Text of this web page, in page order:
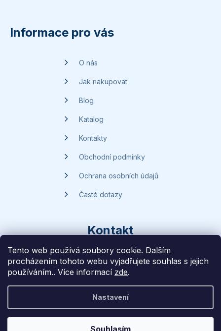
Tento web používá soubory cookie. Dalším
procházením tohoto webu vyjadřujete souhlas s jejich
používáním.. Více informací zde.
Nastavení
Souhlasím
Informace pro vás
O nás
Jak nakupovat
Blog
Katalog
Kontakty
Obchodní podmínky
Ochrana osobních údajů
Časté dotazy
Kontakt
dotazy @handsave.cz
774 669 457
Liff Studio na platformě